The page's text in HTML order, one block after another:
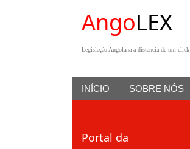
AngoLEX
Legislação Angolana a distancia de um click
INÍCIO SOBRE NÓS
Portal da